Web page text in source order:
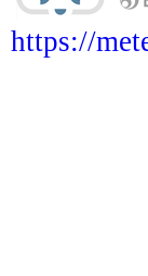
https://